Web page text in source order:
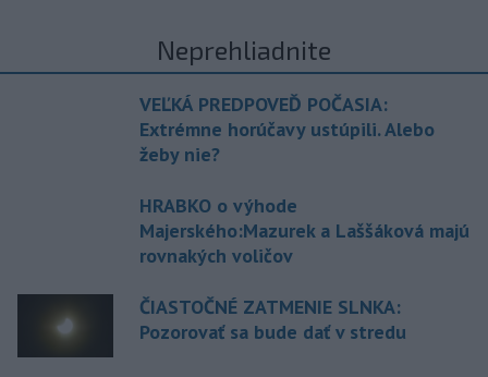
Neprehliadnite
VEĽKÁ PREDPOVEĎ POČASIA:
Extrémne horúčavy ustúpili. Alebo
žeby nie?
HRABKO o výhode
Majerského:Mazurek a Laššáková majú
rovnakých voličov
ČIASTOČNÉ ZATMENIE SLNKA:
Pozorovať sa bude dať v stredu